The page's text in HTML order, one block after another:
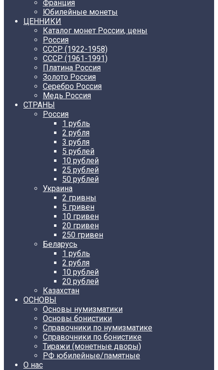
Франция
Юбилейные монеты
ЦЕННИКИ
Каталог монет России, цены
Россия
СССР (1922-1958)
CCCР (1961-1991)
Платина Россия
Золото Россия
Серебро Россия
Медь Россия
СТРАНЫ
Россия
1 рубль
2 рубля
3 рубля
5 рублей
10 рублей
25 рублей
50 рублей
Украина
2 гривны
5 гривен
10 гривен
20 гривен
250 гривен
Беларусь
1 рубль
2 рубля
10 рублей
20 рублей
Казахстан
ОСНОВЫ
Основы нумизматики
Основы бонистики
Справочники по нумизматике
Справочники по бонистике
Тиражи (монетные дворы)
РФ юбилейные/памятные
О нас